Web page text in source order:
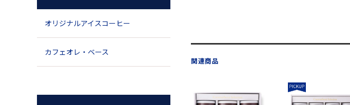
関連商品
オリジナルアイスコーヒー
カフェオレ・ベース